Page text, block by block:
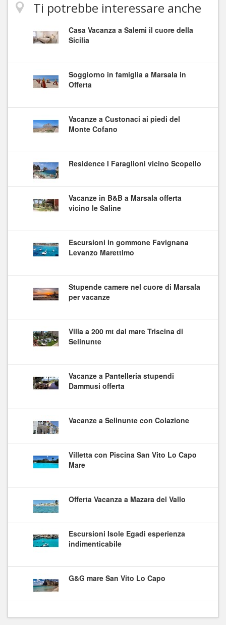
Ti potrebbe interessare anche
Casa Vacanza a Salemi il cuore della
Sicilia
Soggiorno in famiglia a Marsala in
Offerta
Vacanze a Custonaci ai piedi del
Monte Cofano
Residence I Faraglioni vicino Scopello
Vacanze in B&B a Marsala offerta
vicino le Saline
Escursioni in gommone Favignana
Levanzo Marettimo
Stupende camere nel cuore di Marsala
per vacanze
Villa a 200 mt dal mare Triscina di
Selinunte
Vacanze a Pantelleria stupendi
Dammusi offerta
Vacanze a Selinunte con Colazione
Villetta con Piscina San Vito Lo Capo
Mare
Offerta Vacanza a Mazara del Vallo
Escursioni Isole Egadi esperienza
indimenticabile
G&G mare San Vito Lo Capo